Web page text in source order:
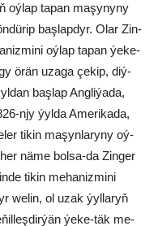
oý­lap ta­pan ma­şy­ny­ny
baş­lap­dyr. Olar Zin­
oý­lap ta­pan ýe­ke-
örän uza­ga çe­kip, diý­
baş­lap Ang­li­ýa­da,
njy ýyl­da Ame­ri­ka­da,
ti­kin ma­şyn­la­ry­ny oý­
näme bol­sa-da Zin­ger
ti­kin me­ha­niz­mi­ni
we­lin, ol uzak ýyl­la­ryň
ýe­ke-täk me­